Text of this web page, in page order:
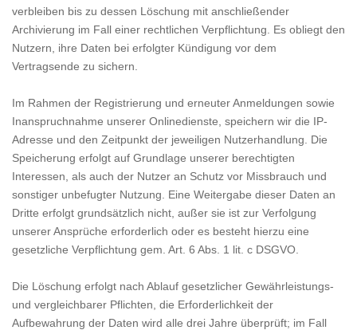
verbleiben bis zu dessen Löschung mit anschließender
Archivierung im Fall einer rechtlichen Verpflichtung. Es obliegt den
Nutzern, ihre Daten bei erfolgter Kündigung vor dem
Vertragsende zu sichern.
Im Rahmen der Registrierung und erneuter Anmeldungen sowie
Inanspruchnahme unserer Onlinedienste, speichern wir die IP-
Adresse und den Zeitpunkt der jeweiligen Nutzerhandlung. Die
Speicherung erfolgt auf Grundlage unserer berechtigten
Interessen, als auch der Nutzer an Schutz vor Missbrauch und
sonstiger unbefugter Nutzung. Eine Weitergabe dieser Daten an
Dritte erfolgt grundsätzlich nicht, außer sie ist zur Verfolgung
unserer Ansprüche erforderlich oder es besteht hierzu eine
gesetzliche Verpflichtung gem. Art. 6 Abs. 1 lit. c DSGVO.
Die Löschung erfolgt nach Ablauf gesetzlicher Gewährleistungs-
und vergleichbarer Pflichten, die Erforderlichkeit der
Aufbewahrung der Daten wird alle drei Jahre überprüft; im Fall